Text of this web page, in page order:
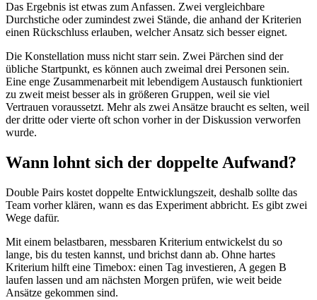
Das Ergebnis ist etwas zum Anfassen. Zwei vergleichbare
Durchstiche oder zumindest zwei Stände, die anhand der Kriterien
einen Rückschluss erlauben, welcher Ansatz sich besser eignet.
Die Konstellation muss nicht starr sein. Zwei Pärchen sind der
übliche Startpunkt, es können auch zweimal drei Personen sein.
Eine enge Zusammenarbeit mit lebendigem Austausch funktioniert
zu zweit meist besser als in größeren Gruppen, weil sie viel
Vertrauen voraussetzt. Mehr als zwei Ansätze braucht es selten, weil
der dritte oder vierte oft schon vorher in der Diskussion verworfen
wurde.
Wann lohnt sich der doppelte Aufwand?
Double Pairs kostet doppelte Entwicklungszeit, deshalb sollte das
Team vorher klären, wann es das Experiment abbricht. Es gibt zwei
Wege dafür.
Mit einem belastbaren, messbaren Kriterium entwickelst du so
lange, bis du testen kannst, und brichst dann ab. Ohne hartes
Kriterium hilft eine Timebox: einen Tag investieren, A gegen B
laufen lassen und am nächsten Morgen prüfen, wie weit beide
Ansätze gekommen sind.